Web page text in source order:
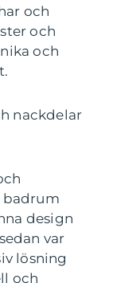
och
och
och
nackdelar
badrum
design
var
lösning
och